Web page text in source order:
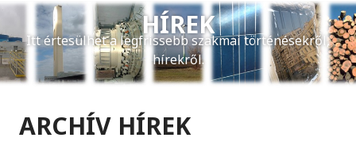
o
n
t
HÍREK
Itt értesülhet a legfrissebb szakmai történésekről,
hírekről.
ARCHÍV HÍREK